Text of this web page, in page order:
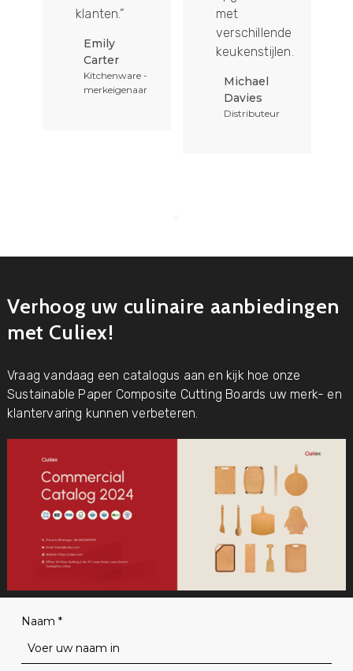
met
keukenstijlen.
Michael
Davies
praktisch,
Ze maken
een
af.”
Sarah
Verhoog uw culinaire aanbiedingen
met Culiex!
Vraag vandaag een catalogus aan en kijk hoe onze
Sustainable Paper Composite Cutting Boards uw merk- en
klantervaring kunnen verbeteren.
Naam *